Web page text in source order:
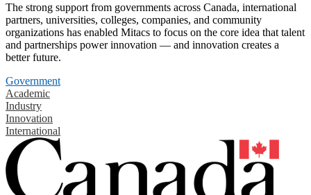
The strong support from governments across Canada, international
partners, universities, colleges, companies, and community
organizations has enabled Mitacs to focus on the core idea that talent
and partnerships power innovation — and innovation creates a
better future.
Government
Academic
Industry
Innovation
International